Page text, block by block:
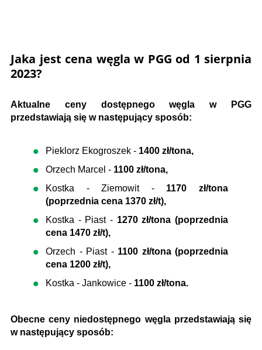
Jaka jest cena węgla w PGG od 1 sierpnia
2023?
Aktualne ceny dostępnego węgla w PGG
przedstawiają się w następujący sposób:
Pieklorz Ekogroszek - 1400 zł/tona,
Orzech Marcel - 1100 zł/tona,
Kostka - Ziemowit - 1170 zł/tona
(poprzednia cena 1370 zł/t),
Kostka - Piast - 1270 zł/tona (poprzednia
cena 1470 zł/t),
Orzech - Piast - 1100 zł/tona (poprzednia
cena 1200 zł/t),
Kostka - Jankowice - 1100 zł/tona.
Obecne ceny niedostępnego węgla przedstawiają się
w następujący sposób: